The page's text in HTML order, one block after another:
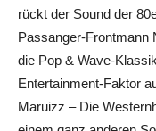
rückt der Sound der
Passanger-Frontmann
die Pop & Wave-
Entertainment-Faktor
Maruizz – Die